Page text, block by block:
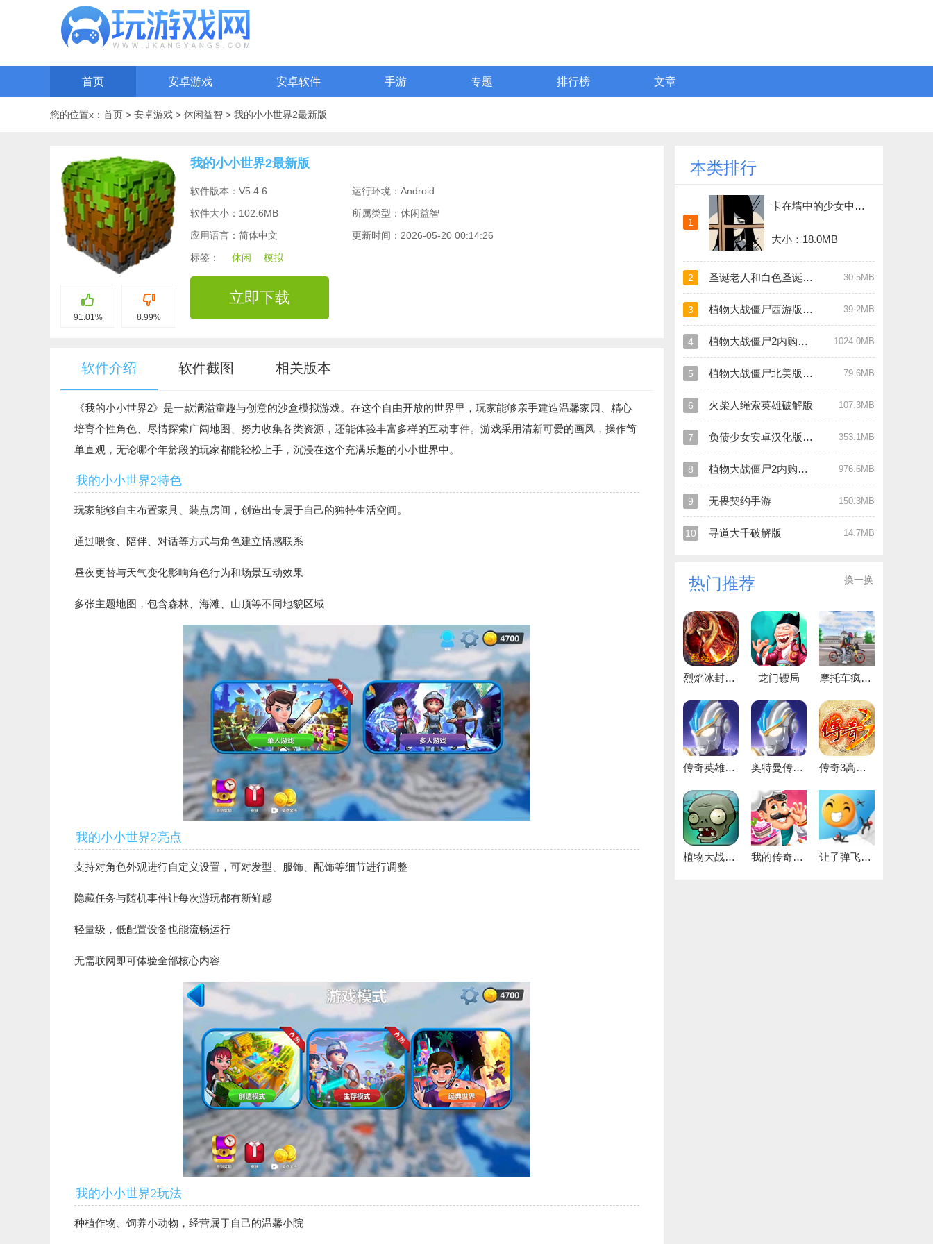
首页 安卓游戏 安卓软件 手游 专题 排行榜 文章
您的位置x： 首页 > 安卓游戏 > 休闲益智 > 我的小小世界2最新版
91.01% 8.99%
我的小小世界2最新版
软件版本：V5.4.6
运行环境：Android
软件大小：102.6MB
所属类型：休闲益智
应用语言：简体中文
更新时间：2026-05-20 00:14:26
标签：
休闲 模拟
立即下载
软件介绍 软件截图 相关版本
《我的小小世界2》是一款满溢童趣与创意的沙盒模拟游戏。在这个自由开放的世界里，玩家能够亲手建造温馨家园、精心
培育个性角色、尽情探索广阔地图、努力收集各类资源，还能体验丰富多样的互动事件。游戏采用清新可爱的画风，操作简
单直观，无论哪个年龄段的玩家都能轻松上手，沉浸在这个充满乐趣的小小世界中。
我的小小世界2特色
玩家能够自主布置家具、装点房间，创造出专属于自己的独特生活空间。
通过喂食、陪伴、对话等方式与角色建立情感联系
昼夜更替与天气变化影响角色行为和场景互动效果
多张主题地图，包含森林、海滩、山顶等不同地貌区域
我的小小世界2亮点
支持对角色外观进行自定义设置，可对发型、服饰、配饰等细节进行调整
隐藏任务与随机事件让每次游玩都有新鲜感
轻量级，低配置设备也能流畅运行
无需联网即可体验全部核心内容
我的小小世界2玩法
种植作物、饲养小动物，经营属于自己的温馨小院
本类排行
1
卡在墙中的少女中文版
大小：18.0MB
2 圣诞老人和白色圣诞节桃子移植 30.5MB
3 植物大战僵尸西游版官方版正版 39.2MB
4 植物大战僵尸2内购破解版 1024.0MB
5 植物大战僵尸北美版破解版 79.6MB
6 火柴人绳索英雄破解版 107.3MB
7 负债少女安卓汉化版直装游戏 353.1MB
8 植物大战僵尸2内购破解版 976.6MB
9 无畏契约手游 150.3MB
10 寻道大千破解版 14.7MB
热门推荐 换一换
烈焰冰封最新免费版 龙门镖局 摩托车疯狂驾驶
传奇英雄无限宝石安卓直装版 奥特曼传奇英雄版 传奇3高爆版
植物大战僵尸1中文原版 我的传奇餐厅 让子弹飞一下